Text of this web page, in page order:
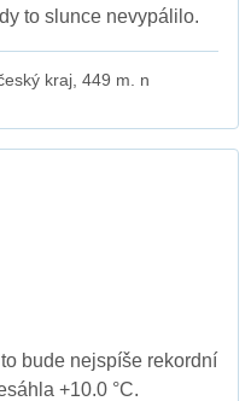
to slunce nevypálilo.
kraj, 449 m. n
bude nejspíše rekordní
+10.0 °C.